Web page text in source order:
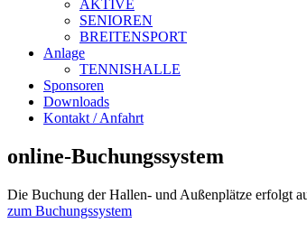
AKTIVE
SENIOREN
BREITENSPORT
Anlage
TENNISHALLE
Sponsoren
Downloads
Kontakt / Anfahrt
online-Buchungssystem
Die Buchung der Hallen- und Außenplätze erfolgt
zum Buchungssystem